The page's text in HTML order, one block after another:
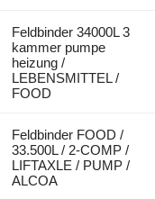
Feldbinder 34000L 3
kammer pumpe
heizung /
LEBENSMITTEL /
FOOD
Feldbinder FOOD /
33.500L / 2-COMP /
LIFTAXLE / PUMP /
ALCOA